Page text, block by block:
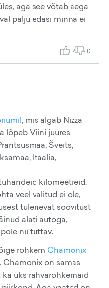
aga see võtab aega
palju edasi minna ei
2 0
, mis algab Nizza
lõpeb Viini juures
Šveits,
Itaalia,
kilomeetreid.
veel valitud ei ole,
tulenevat soovitust
alati autoga,
nii tuttav.
rohkem Chamonix
Chamonix on samas
üks rahvarohkemaid